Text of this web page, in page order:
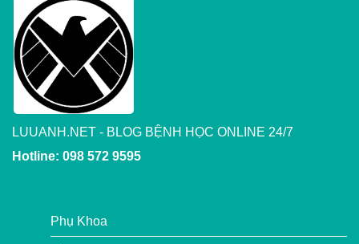
LUUANH.NET - BLOG BỆNH HỌC ONLINE 24/7
Hotline: 098 572 9595
Phụ Khoa